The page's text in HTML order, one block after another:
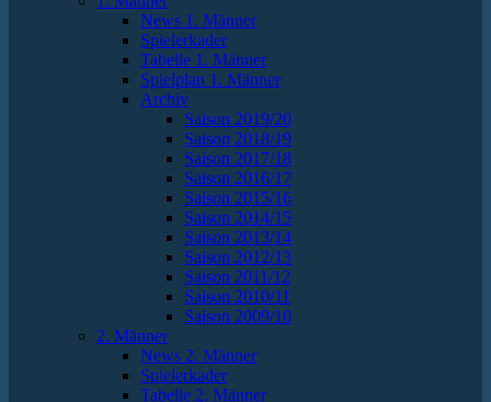
News 1. Männer
Spielerkader
Tabelle 1. Männer
Spielplan 1. Männer
Archiv
Saison 2019/20
Saison 2018/19
Saison 2017/18
Saison 2016/17
Saison 2015/16
Saison 2014/15
Saison 2013/14
Saison 2012/13
Saison 2011/12
Saison 2010/11
Saison 2009/10
2. Männer
News 2. Männer
Spielerkader
Tabelle 2. Männer